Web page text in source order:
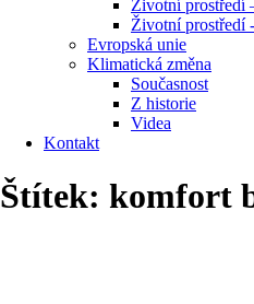
Životní prostředí
Životní prostředí
Evropská unie
Klimatická změna
Současnost
Z historie
Videa
Kontakt
Štítek: komfort